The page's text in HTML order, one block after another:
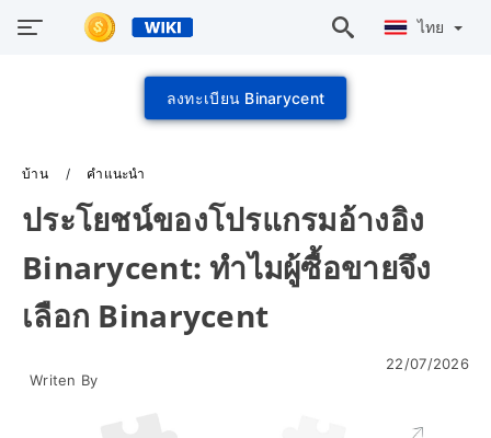
ไทย
ลงทะเบียน Binarycent
บ้าน คำแนะนำ
ประโยชน์ของโปรแกรมอ้างอิง
Binarycent: ทำไมผู้ซื้อขายจึง
เลือก Binarycent
Writen By
22/07/2026